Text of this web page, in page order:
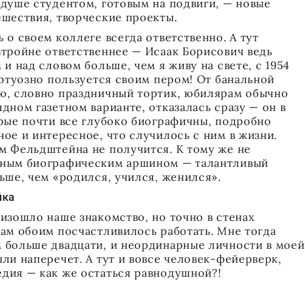
студентом, готовым на подвиги, — новые
творческие проекты.
своем коллеге всегда ответственно. А тут
ответственнее — Исаак Борисович ведь
и над словом больше, чем я живу на свете, с 1954
пользуется своим пером! От банальной
словно праздничный тортик, юбилярам обычно
газетном варианте, отказалась сразу — он в
почти все глубоко биографичны, подробно
и интересное, что случилось с ним в жизни.
Фельдштейна не получится. К тому же не
биографическим аршином — талантливый
чем «родился, учился, женился».
наше знакомство, но точно в стенах
обоим посчастливилось работать. Мне тогда
больше двадцати, и неординарные личности в моей
наперечет. А тут и вовсе человек-фейерверк,
— как же остаться равнодушной?!